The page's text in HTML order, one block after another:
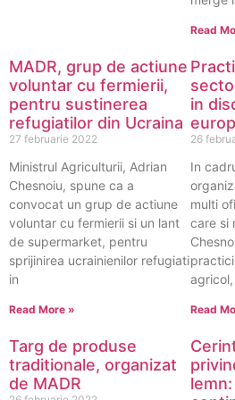
Read
MADR, grup de actiune
voluntar cu fermierii,
pentru sustinerea
refugiatilor din Ucraina
27 februarie 2022
Ministrul Agriculturii, Adrian
Chesnoiu, spune ca a
convocat un grup de actiune
voluntar cu fermierii si un lant
de supermarket, pentru
sprijinirea ucrainienilor refugiati
in
Read More »
in
26
In
multi
care si
agricol,
Read
Targ de produse
traditionale, organizat
de MADR